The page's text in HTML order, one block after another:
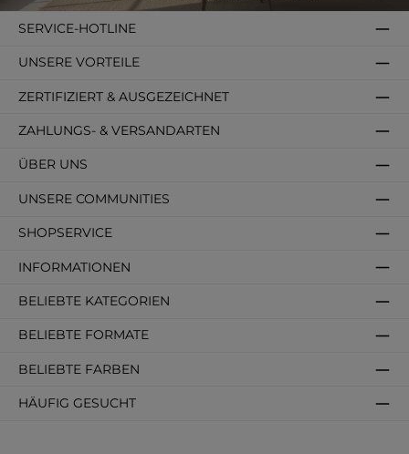
SERVICE-HOTLINE
SHOPSERVICE
INFORMATIONEN
BELIEBTE KATEGORIEN
BELIEBTE FORMATE
BELIEBTE FARBEN
HÄUFIG GESUCHT
ZAHLUNGS- & VERSANDARTEN
ÜBER UNS
ZERTIFIZIERT & AUSGEZEICHNET
UNSERE VORTEILE
UNSERE COMMUNITIES